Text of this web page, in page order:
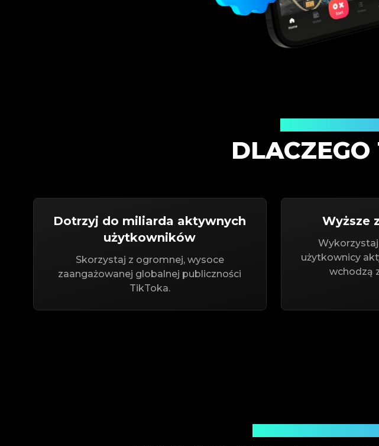
Dotrzyj do miliarda aktywnych
użytkowników
Skorzystaj z ogromnej, wysoce
zaangażowanej globalnej publiczności
TikToka.
Wyższe
użytkownicy
wchodzą